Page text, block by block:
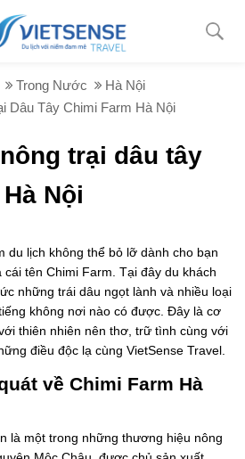
Trong Nước
Hà Nội
Dâu Tây Chimi Farm Hà Nội
trại dâu tây
Nội
du lịch không thể bỏ lỡ dành cho bạn
tên Chimi Farm. Tại đây du khách
những trái dâu ngọt lành và nhiều loại
không nơi nào có được. Đây là cơ
thiên nhiên nên thơ, trữ tình cùng với
điều độc lạ cùng VietSense Travel.
về Chimi Farm Hà
là một trong những thương hiệu nông